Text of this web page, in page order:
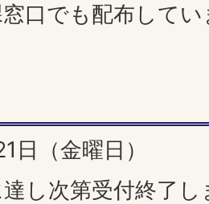
窓口でも配布して
日（金曜日）
達し次第受付終了